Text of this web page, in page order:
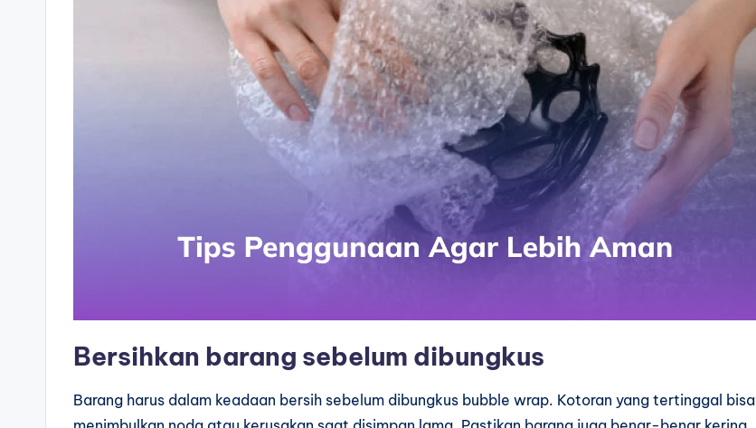
Bersihkan barang sebelum dibungkus
Barang harus dalam keadaan bersih sebelum dibungkus bubble wrap. Kotoran yang tertinggal bisa